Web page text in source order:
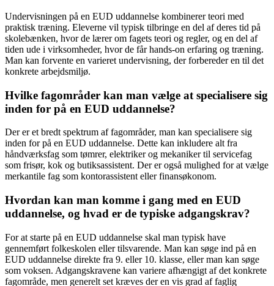
Undervisningen på en EUD uddannelse kombinerer teori med
praktisk træning. Eleverne vil typisk tilbringe en del af deres tid på
skolebænken, hvor de lærer om fagets teori og regler, og en del af
tiden ude i virksomheder, hvor de får hands-on erfaring og træning.
Man kan forvente en varieret undervisning, der forbereder en til det
konkrete arbejdsmiljø.
Hvilke fagområder kan man vælge at specialisere sig
inden for på en EUD uddannelse?
Der er et bredt spektrum af fagområder, man kan specialisere sig
inden for på en EUD uddannelse. Dette kan inkludere alt fra
håndværksfag som tømrer, elektriker og mekaniker til servicefag
som frisør, kok og butiksassistent. Der er også mulighed for at vælge
merkantile fag som kontorassistent eller finansøkonom.
Hvordan kan man komme i gang med en EUD
uddannelse, og hvad er de typiske adgangskrav?
For at starte på en EUD uddannelse skal man typisk have
gennemført folkeskolen eller tilsvarende. Man kan søge ind på en
EUD uddannelse direkte fra 9. eller 10. klasse, eller man kan søge
som voksen. Adgangskravene kan variere afhængigt af det konkrete
fagområde, men generelt set kræves der en vis grad af faglig